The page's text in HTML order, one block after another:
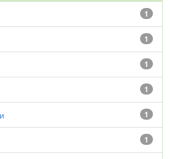
1
1
1
1
1
1